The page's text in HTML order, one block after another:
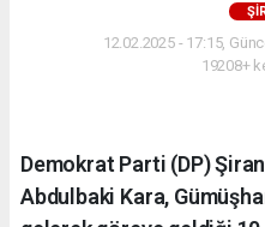
12.02.2025 - 17:15,
19208+
Demokrat Parti (DP)
Abdulbaki Kara,